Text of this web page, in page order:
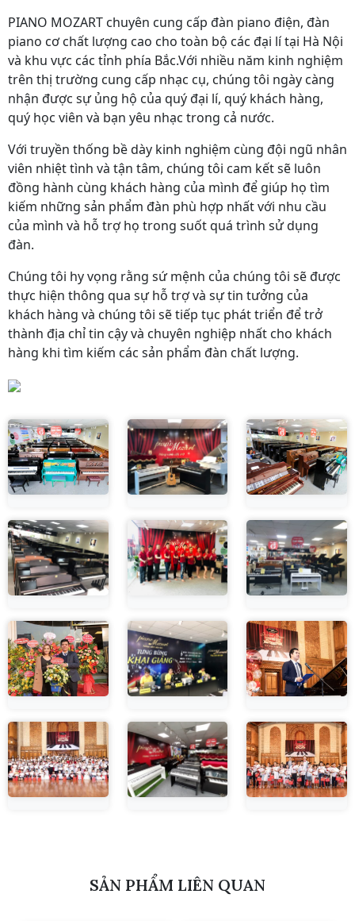
PIANO MOZART chuyên cung cấp đàn piano điện, đàn
piano cơ chất lượng cao cho toàn bộ các đại lí tại Hà Nội
và khu vực các tỉnh phía Bắc.Với nhiều năm kinh nghiệm
trên thị trường cung cấp nhạc cụ, chúng tôi ngày càng
nhận được sự ủng hộ của quý đại lí, quý khách hàng,
quý học viên và bạn yêu nhạc trong cả nước.
Với truyền thống bề dày kinh nghiệm cùng đội ngũ nhân
viên nhiệt tình và tận tâm, chúng tôi cam kết sẽ luôn
đồng hành cùng khách hàng của mình để giúp họ tìm
kiếm những sản phẩm đàn phù hợp nhất với nhu cầu
của mình và hỗ trợ họ trong suốt quá trình sử dụng
đàn.
Chúng tôi hy vọng rằng sứ mệnh của chúng tôi sẽ được
thực hiện thông qua sự hỗ trợ và sự tin tưởng của
khách hàng và chúng tôi sẽ tiếp tục phát triển để trở
thành địa chỉ tin cậy và chuyên nghiệp nhất cho khách
hàng khi tìm kiếm các sản phẩm đàn chất lượng.
SẢN PHẨM LIÊN QUAN